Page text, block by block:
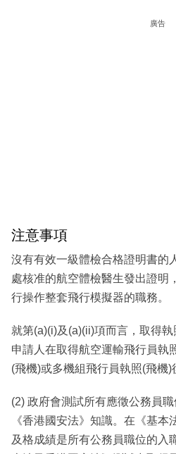
廣告
注意事項
沒有有效一級體檢合格證明書的
處核准的航空體檢醫生發出證明
行操作整套飛行模擬器的職務。
就第(a)(i)及(a)(ii)項而言，取得
申請人在取得航空運輸飛行員執
(飛機)或多機組飛行員執照(飛機)
(2) 政府會測試所有應徵公務員
《香港國安法》知識。在《基
及格成績是所有公務員職位的入